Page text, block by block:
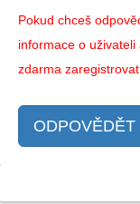
Pokud chceš
informace o
zdarma zaregistrovat.